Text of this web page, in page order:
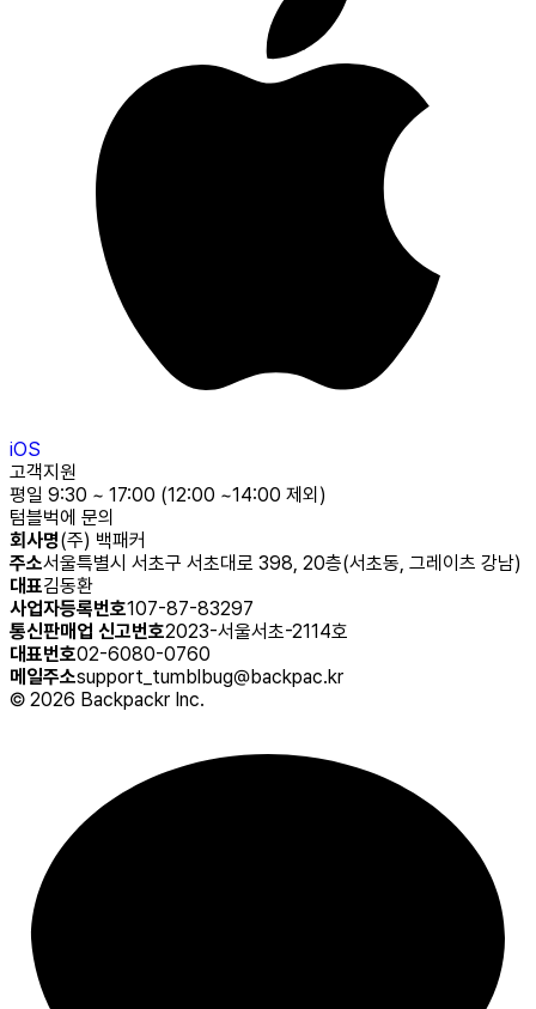
iOS
고객지원
평일 9:30 ~ 17:00 (12:00 ~14:00 제외)
텀블벅에 문의
회사명(주) 백패커
주소서울특별시 서초구 서초대로 398, 20층(서초동, 그레이츠 강남)
대표김동환
사업자등록번호107-87-83297
통신판매업 신고번호2023-서울서초-2114호
대표번호02-6080-0760
메일주소support_tumblbug@backpac.kr
© 2026 Backpackr Inc.